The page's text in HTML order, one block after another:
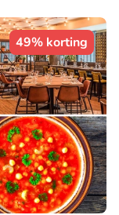
49% korting